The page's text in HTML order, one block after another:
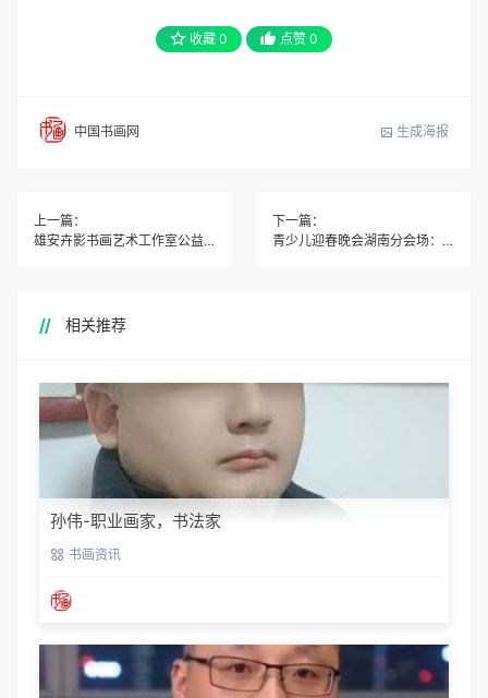
收藏 0 点赞 0
中国书画网 生成海报
上一篇：
雄安卉影书画艺术工作室公益送春联活动温暖延续
下一篇：
青少儿迎春晚会湖南分会场：超高规格舞台 顶级视觉盛宴
相关推荐
孙伟-职业画家，书法家
书画资讯